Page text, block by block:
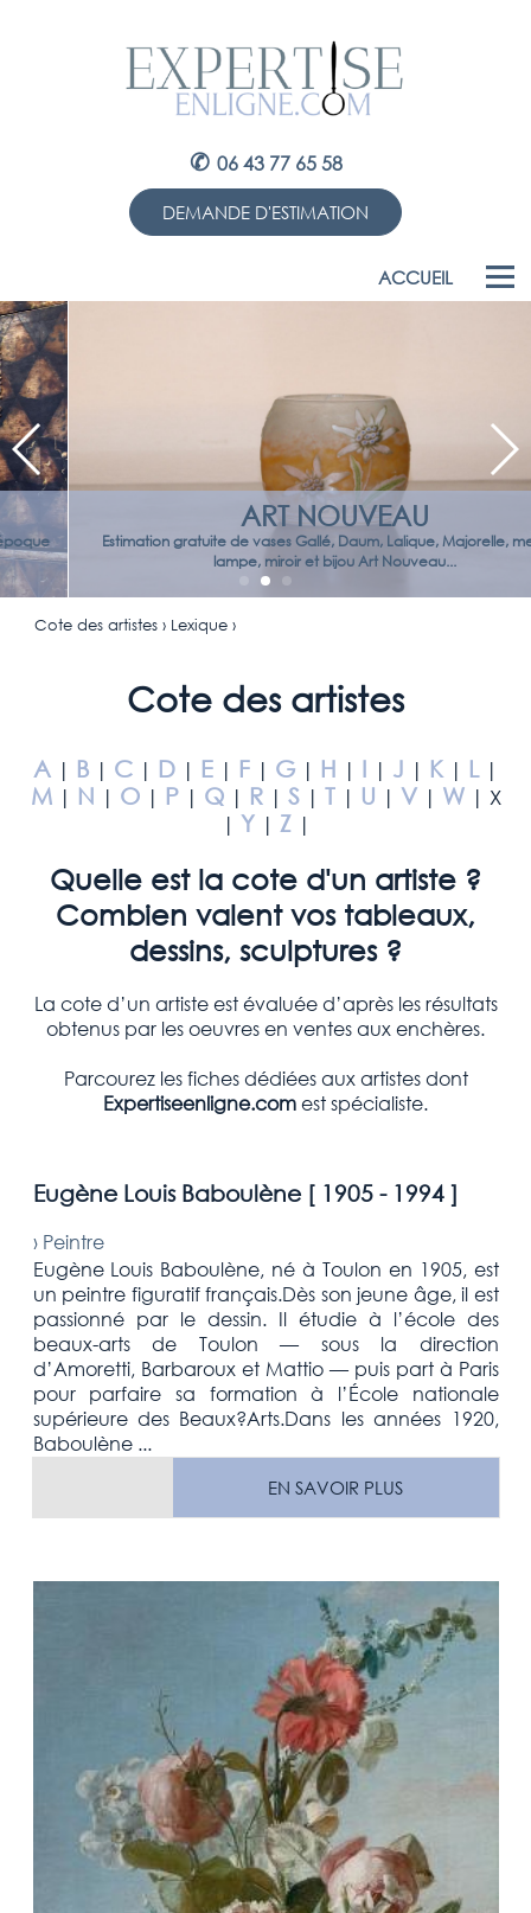
✆ 06 43 77 65 58
DEMANDE D'ESTIMATION
ACCUEIL
ART NOUVEAU
Estimation gratuite de vases Gallé, Daum, Lalique, Majorelle, meuble,
lampe, miroir et bijou Art Nouveau...
Cote des artistes › Lexique ›
Cote des artistes
A | B | C | D | E | F | G | H | I | J | K | L|
M| N | O| P| Q| R| S| T| U | V| W| X
| Y| Z |
Quelle est la cote d'un artiste ?
Combien valent vos tableaux,
dessins, sculptures ?
La cote d’un artiste est évaluée d’après les résultats
obtenus par les oeuvres en ventes aux enchères.
Parcourez les fiches dédiées aux artistes dont
Expertiseenligne.comest spécialiste.
Eugène Louis Baboulène [ 1905 - 1994]
› Peintre
Eugène Louis Baboulène, né à Toulon en 1905, est
un peintre figuratif français.Dès son jeune âge, il est
passionné par le dessin. Il étudie à l’école des
beaux-arts de Toulon — sous la direction
d’Amoretti, Barbaroux et Mattio — puis part à Paris
pour parfaire sa formation à l’École nationale
supérieure des Beaux?Arts.Dans les années 1920,
Baboulène ...
EN SAVOIR PLUS